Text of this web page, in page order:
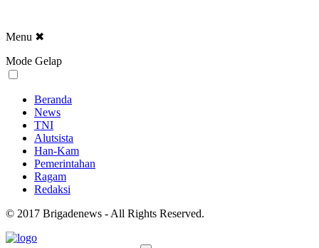
Menu ✖
Mode Gelap
Beranda
News
TNI
Alutsista
Han-Kam
Pemerintahan
Ragam
Redaksi
© 2017 Brigadenews - All Rights Reserved.